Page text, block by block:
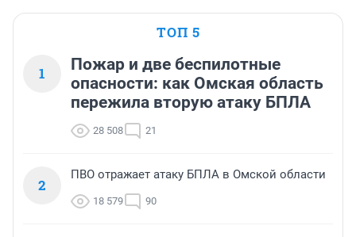
ТОП 5
1
Пожар и две беспилотные
опасности: как Омская область
пережила вторую атаку БПЛА
28 508 21
2
ПВО отражает атаку БПЛА в Омской области
18 579 90